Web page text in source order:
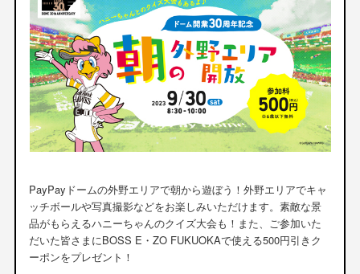
PayPayドームの外野エリアで朝から遊ぼう！外野エリアでキャ
ッチボールや写真撮影などをお楽しみいただけます。素敵な景
品がもらえるハニーちゃんのクイズ大会も！また、ご参加いた
だいた皆さまにBOSS E・ZO FUKUOKAで使える500円引きク
ーポンをプレゼント！